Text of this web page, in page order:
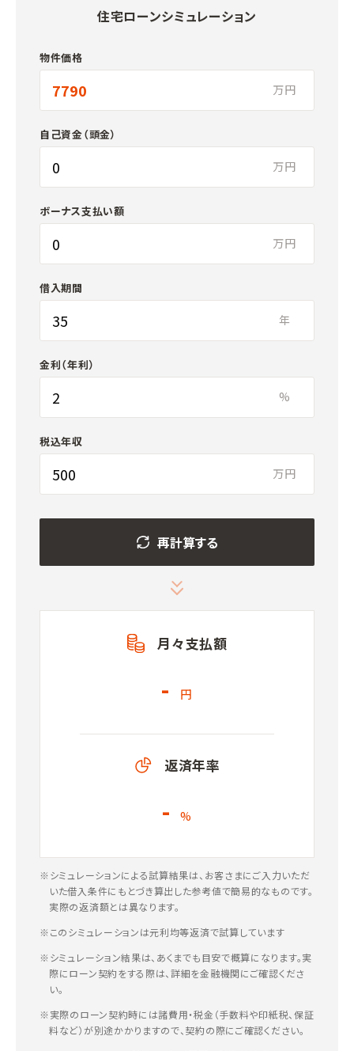
住宅ローンシミュレーション
物件価格
万円
自己資金（頭金）
万円
ボーナス支払い額
万円
借入期間
年
金利（年利）
%
税込年収
万円
再計算する
月々支払額
- 円
返済年率
- %
※シミュレーションによる試算結果は、お客さまにご入力いただ
いた借入条件にもとづき算出した参考値で簡易的なものです。
実際の返済額とは異なります。
※このシミュレーションは元利均等返済で試算しています
※シミュレーション結果は、あくまでも目安で概算になります。実
際にローン契約をする際は、詳細を金融機関にご確認くださ
い。
※実際のローン契約時には諸費用・税金（手数料や印紙税、保証
料など）が別途かかりますので、契約の際にご確認ください。